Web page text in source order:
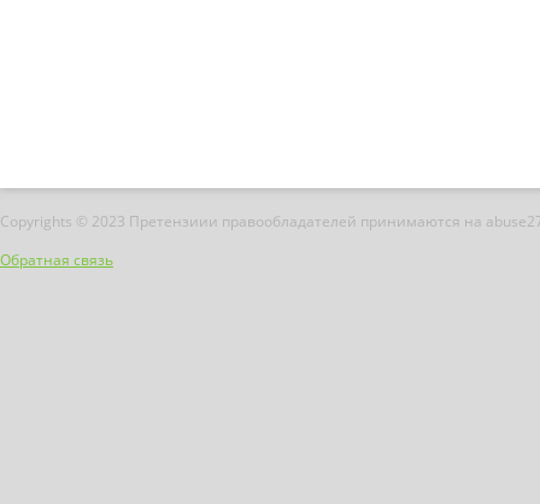
Copyrights © 2023 Претензиии правообладателей принимаются на
Обратная связь